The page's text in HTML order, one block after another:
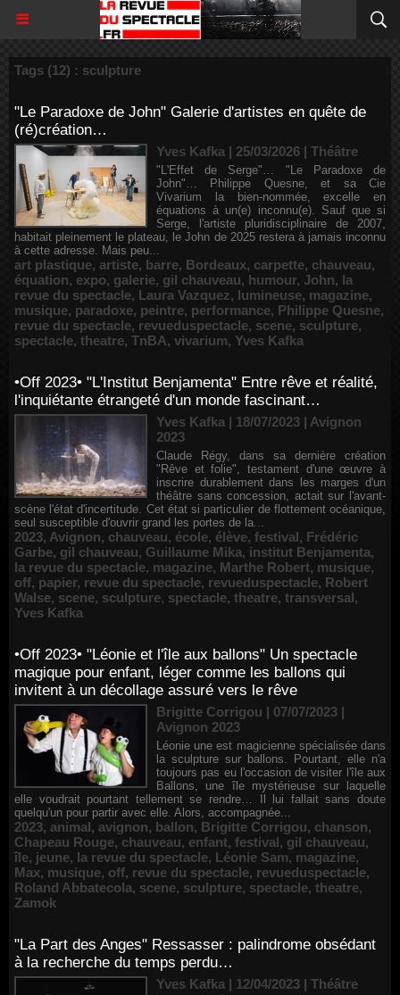
Tags (12) : sculpture
"Le Paradoxe de John" Galerie d'artistes en quête de
(ré)création…
Yves Kafka | 25/03/2026 | Théâtre
"L'Effet de Serge"… "Le Paradoxe de
John"… Philippe Quesne, et sa Cie
Vivarium la bien-nommée, excelle en
équations à un(e) inconnu(e). Sauf que si
Serge, l'artiste pluridisciplinaire de 2007,
habitait pleinement le plateau, le John de 2025 restera à jamais inconnu
à cette adresse. Mais peu...
art plastique, artiste, barre, Bordeaux, carpette, chauveau,
équation, expo, galerie, gil chauveau, humour, John, la
revue du spectacle, Laura Vazquez, lumineuse, magazine,
musique, paradoxe, peintre, performance, Philippe Quesne,
revue du spectacle, revueduspectacle, scene, sculpture,
spectacle, theatre, TnBA, vivarium, Yves Kafka
•Off 2023• "L'Institut Benjamenta" Entre rêve et réalité,
l'inquiétante étrangeté d'un monde fascinant…
Yves Kafka | 18/07/2023 | Avignon
2023
Claude Régy, dans sa dernière création
"Rêve et folie", testament d'une œuvre à
inscrire durablement dans les marges d'un
théâtre sans concession, actait sur l'avant-
scène l'état d'incertitude. Cet état si particulier de flottement océanique,
seul susceptible d'ouvrir grand les portes de la...
2023, Avignon, chauveau, école, élève, festival, Frédéric
Garbe, gil chauveau, Guillaume Mika, institut Benjamenta,
la revue du spectacle, magazine, Marthe Robert, musique,
off, papier, revue du spectacle, revueduspectacle, Robert
Walse, scene, sculpture, spectacle, theatre, transversal,
Yves Kafka
•Off 2023• "Léonie et l'île aux ballons" Un spectacle
magique pour enfant, léger comme les ballons qui
invitent à un décollage assuré vers le rêve
Brigitte Corrigou | 07/07/2023 |
Avignon 2023
Léonie une est magicienne spécialisée dans
la sculpture sur ballons. Pourtant, elle n'a
toujours pas eu l'occasion de visiter l'île aux
Ballons, une île mystérieuse sur laquelle
elle voudrait pourtant tellement se rendre… Il lui fallait sans doute
quelqu'un pour partir avec elle. Alors, accompagnée...
2023, animal, avignon, ballon, Brigitte Corrigou, chanson,
Chapeau Rouge, chauveau, enfant, festival, gil chauveau,
île, jeune, la revue du spectacle, Léonie Sam, magazine,
Max, musique, off, revue du spectacle, revueduspectacle,
Roland Abbatecola, scene, sculpture, spectacle, theatre,
Zamok
"La Part des Anges" Ressasser : palindrome obsédant
à la recherche du temps perdu…
Yves Kafka | 12/04/2023 | Théâtre